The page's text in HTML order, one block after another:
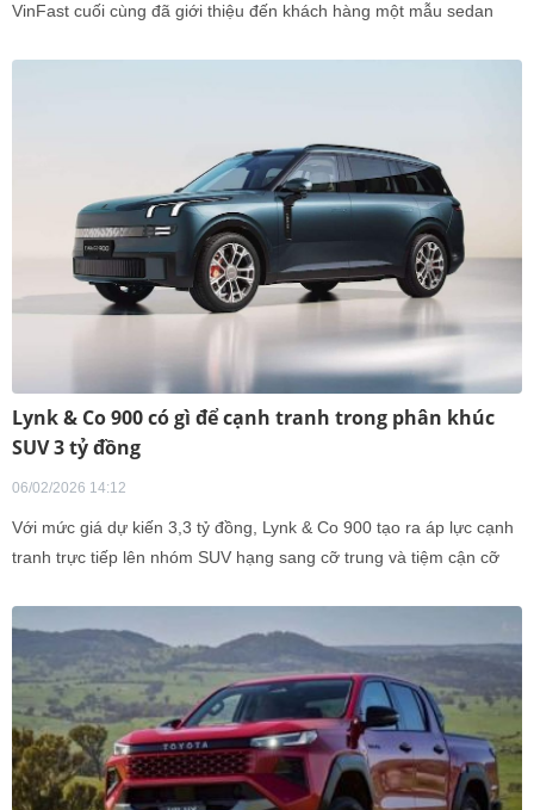
VinFast cuối cùng đã giới thiệu đến khách hàng một mẫu sedan
Lynk & Co 900 có gì để cạnh tranh trong phân khúc
SUV 3 tỷ đồng
06/02/2026 14:12
Với mức giá dự kiến 3,3 tỷ đồng, Lynk & Co 900 tạo ra áp lực cạnh
tranh trực tiếp lên nhóm SUV hạng sang cỡ trung và tiệm cận cỡ